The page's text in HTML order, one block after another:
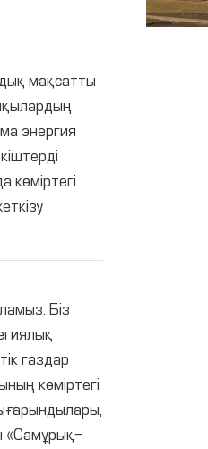
мақсатты
энергия
Біз
газдар
көміртегі
«Самұрық-